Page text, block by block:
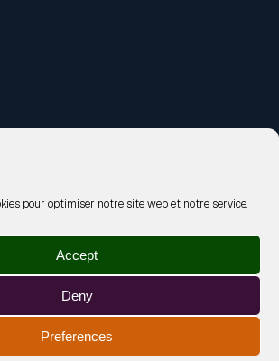
pour optimiser notre site web et notre service.
Accept
Deny
Preferences